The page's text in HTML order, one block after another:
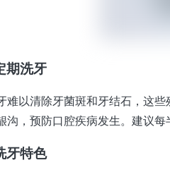
期洗牙
难以清除牙菌斑和牙结石，这
沟，预防口腔疾病发生。建议
牙特色